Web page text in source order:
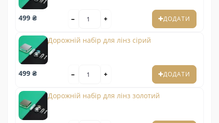
499 ₴ ДОДАТИ
Дорожній набір для лінз сірий
499 ₴ ДОДАТИ
Дорожній набір для лінз золотий